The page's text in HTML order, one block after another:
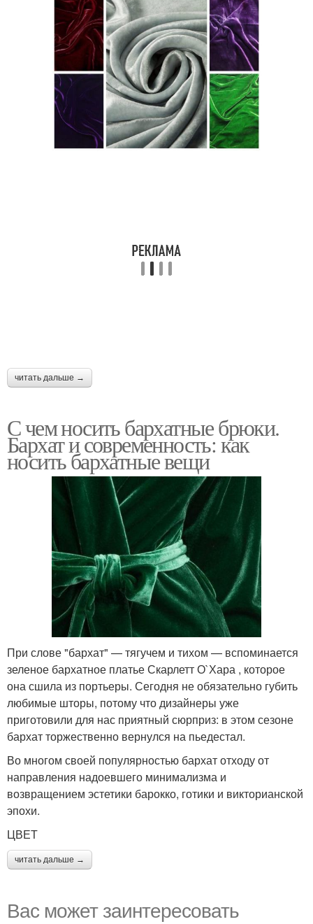
читать дальше →
С чем носить бархатные брюки.
Бархат и современность: как
носить бархатные вещи
При слове "бархат" — тягучем и тихом — вспоминается
зеленое бархатное платье Скарлетт О`Хара , которое
она сшила из портьеры. Сегодня не обязательно губить
любимые шторы, потому что дизайнеры уже
приготовили для нас приятный сюрприз: в этом сезоне
бархат торжественно вернулся на пьедестал.
Во многом своей популярностью бархат отходу от
направления надоевшего минимализма и
возвращением эстетики барокко, готики и викторианской
эпохи.
ЦВЕТ
читать дальше →
Вас может заинтересовать